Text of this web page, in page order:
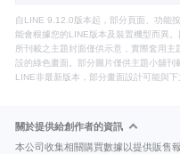
自LINE 9.12.0版本起，部分頁面、功能
能會根據您的LINE版本及裝置機型而異
所刊載之主題封面僅供示意，實際套用
設的綠色畫面。部分圖片僅供主題小舖
LINE非最新版本，部分畫面設計可能與下
關於提供給創作者的資訊
本公司收集相關購買數據以提供販售